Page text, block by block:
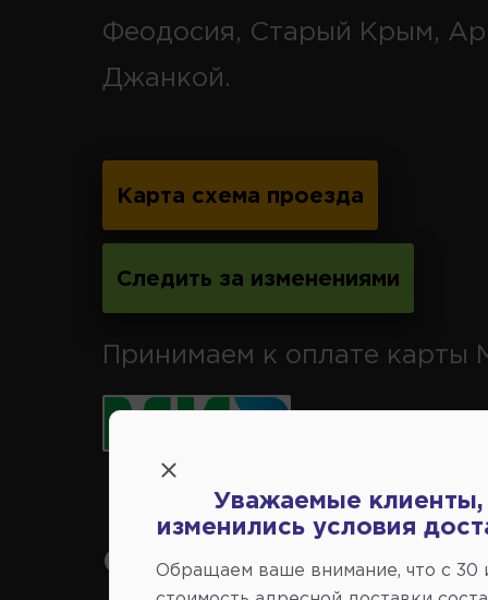
Феодосия, Старый Крым,
Джанкой.
Карта схема проезда
Следить за изменениями
Принимаем к оплате карты
Справочный центр:
Уважаемые клиенты,
изменились условия
Обращаем ваше внимание, что c 30